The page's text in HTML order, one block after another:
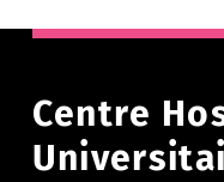
Centre